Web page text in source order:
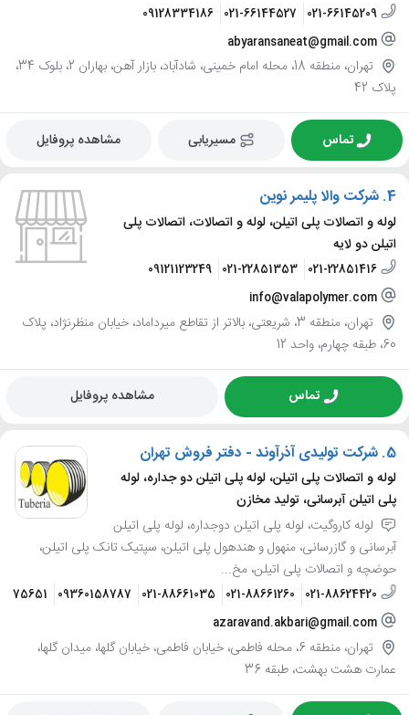
021-66145209
021-66144527
09128334186
abyaransaneat@gmail.com
تهران، منطقه 18، محله امام خمینی، شادآباد، بازار آهن، بهاران 2، بلوک 34،
پلاک 42
تماس مسیریابی مشاهده پروفایل
4. شرکت والا پلیمر نوین
لوله و اتصالات پلی اتیلن، لوله و اتصالات، اتصالات پلی
اتیلن دو لایه
021-22851416
021-22851353
09121123249
info@valapolymer.com
تهران، منطقه 3، شریعتی، بالاتر از تقاطع میرداماد، خیابان منظرنژاد، پلاک
60، طبقه چهارم، واحد 12
تماس مشاهده پروفایل
5. شرکت تولیدی آذرآوند - دفتر فروش تهران
لوله و اتصالات پلی اتیلن، لوله پلی اتیلن دو جداره، لوله
پلی اتیلن آبرسانی، تولید مخازن
لوله کاروگیت، لوله پلی اتیلن دوجداره، لوله پلی اتیلن
آبرسانی و گازرسانی، منهول و هندهول پلی اتیلن، سپتیک تانک پلی اتیلن،
حوضچه و اتصالات پلی اتیلن، مخ...
021-88624420
021-88661260
021-88661035
09360158787
azaravand.akbari@gmail.com
تهران، منطقه 6، محله فاطمی، خیابان فاطمی، خیابان گلها، میدان گلها،
عمارت هشت بهشت، طبقه 36